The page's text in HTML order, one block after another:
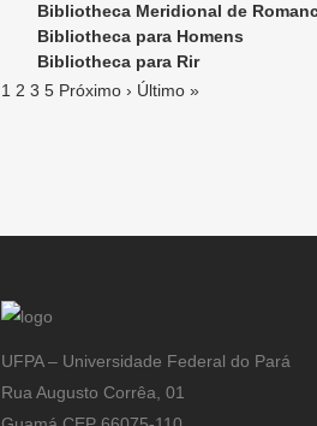
Bibliotheca Meridional de
Bibliotheca para Homens
Bibliotheca para Rir
1 2 3 5 Próximo › Último »
UFPA – Universidade Federal do Pará
Rua Augusto Corrêa, 01